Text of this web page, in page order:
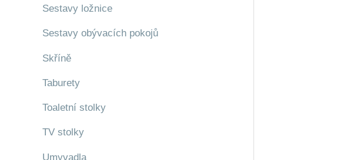
Sestavy ložnice
Sestavy obývacích pokojů
Skříně
Taburety
Toaletní stolky
TV stolky
Umyvadla